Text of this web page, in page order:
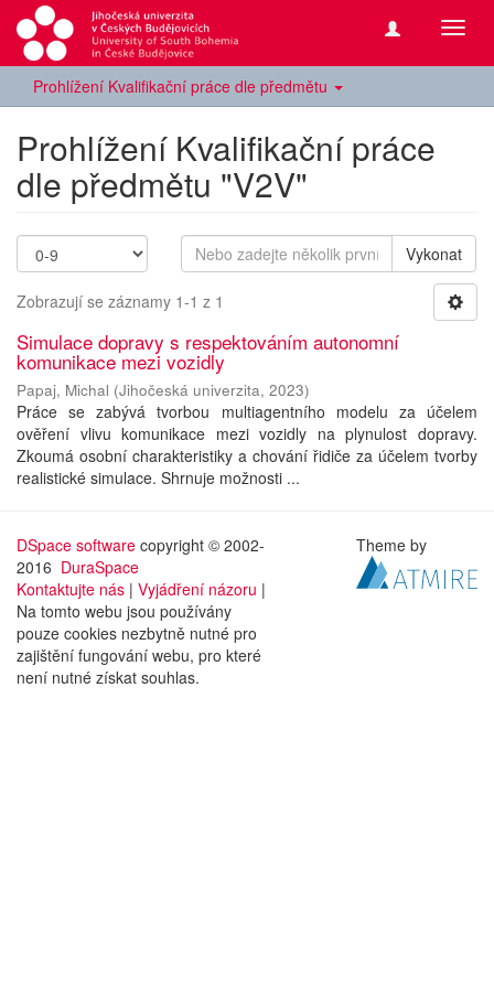
Prohlížení Kvalifikační práce dle předmětu
Prohlížení Kvalifikační práce
dle předmětu "V2V"
Vykonat
Zobrazují se záznamy 1-1 z 1
Simulace dopravy s respektováním autonomní
komunikace mezi vozidly
Papaj, Michal (Jihočeská univerzita, 2023)
Práce se zabývá tvorbou multiagentního modelu za účelem
ověření vlivu komunikace mezi vozidly na plynulost dopravy.
Zkoumá osobní charakteristiky a chování řidiče za účelem tvorby
realistické simulace. Shrnuje možnosti ...
DSpace software copyright © 2002-
2016 DuraSpace
Kontaktujte nás | Vyjádření názoru |
Na tomto webu jsou používány
pouze cookies nezbytně nutné pro
zajištění fungování webu, pro které
není nutné získat souhlas.
Theme by